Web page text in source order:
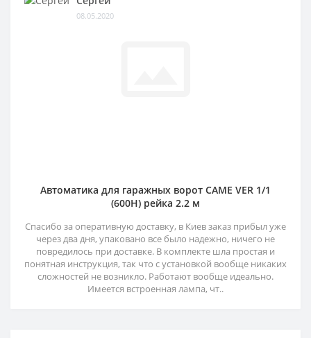
08.05.2020
Автоматика для гаражных ворот CAME VER 1/1
(600H) рейка 2.2 м
Спасибо за оперативную доставку, в Киев заказ прибыл уже
через два дня, упаковано все было надежно, ничего не
повредилось при доставке. В комплекте шла простая и
понятная инструкция, так что с установкой вообще никаких
сложностей не возникло. Работают вообще идеально.
Имеется встроенная лампа, чт..